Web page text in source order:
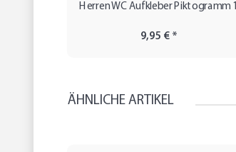
Herren WC Aufkleber Piktogramm 1
9,95 € *
ÄHNLICHE ARTIKEL